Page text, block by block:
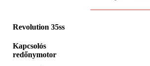
Revolution 35ss
Kapcsolós
redőnymotor